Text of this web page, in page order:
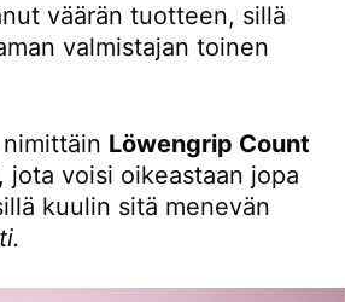
väärän tuotteen, sillä
valmistajan toinen
Löwengrip Count
voisi oikeastaan jopa
kuulin sitä menevän